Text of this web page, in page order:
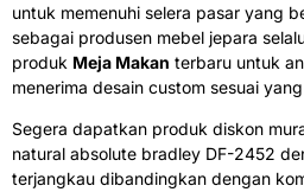
untuk memenuhi selera pasar yang
sebagai produsen mebel jepara
produk Meja Makan terbaru untuk
menerima desain custom sesuai
Segera dapatkan produk diskon
natural absolute bradley DF-2452
terjangkau dibandingkan dengan